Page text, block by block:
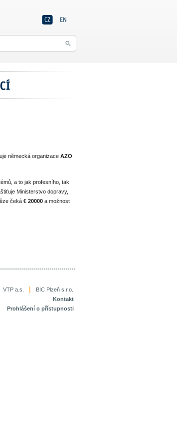
německá organizace AZO
a to jak profesního, tak
Ministerstvo dopravy,
čeká € 20000 a možnost
VTP a.s. |
BIC Plzeň s.r.o.
Kontakt
Prohlášení o přístupnosti